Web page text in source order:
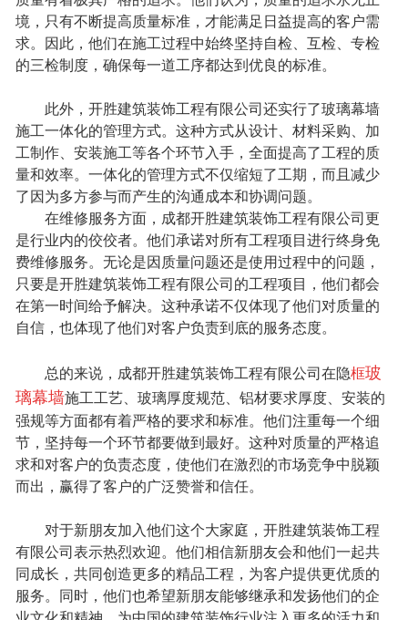
境，只有不断提高质量标准，才能满足日益提高的客户需
求。因此，他们在施工过程中始终坚持自检、互检、专检
的三检制度，确保每一道工序都达到优良的标准。
此外，开胜建筑装饰工程有限公司还实行了玻璃幕墙
施工一体化的管理方式。这种方式从设计、材料采购、加
工制作、安装施工等各个环节入手，全面提高了工程的质
量和效率。一体化的管理方式不仅缩短了工期，而且减少
了因为多方参与而产生的沟通成本和协调问题。
在维修服务方面，成都开胜建筑装饰工程有限公司更
是行业内的佼佼者。他们承诺对所有工程项目进行终身免
费维修服务。无论是因质量问题还是使用过程中的问题，
只要是开胜建筑装饰工程有限公司的工程项目，他们都会
在第一时间给予解决。这种承诺不仅体现了他们对质量的
自信，也体现了他们对客户负责到底的服务态度。
总的来说，成都开胜建筑装饰工程有限公司在隐框玻
璃幕墙施工工艺、玻璃厚度规范、铝材要求厚度、安装的
强规等方面都有着严格的要求和标准。他们注重每一个细
节，坚持每一个环节都要做到最好。这种对质量的严格追
求和对客户的负责态度，使他们在激烈的市场竞争中脱颖
而出，赢得了客户的广泛赞誉和信任。
对于新朋友加入他们这个大家庭，开胜建筑装饰工程
有限公司表示热烈欢迎。他们相信新朋友会和他们一起共
同成长，共同创造更多的精品工程，为客户提供更优质的
服务。同时，他们也希望新朋友能够继承和发扬他们的企